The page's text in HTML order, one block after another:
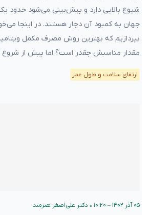
شیوع بالایی دارد و پیش‌بینی می‌شود حدود یک
جهان به کمبود آن دچار هستند. در اینجا
بپردازیم که بهترین روش مصرف مکمل
مقدار مناسبش چقدر است؟ اما پیش از
ارتقای سلامت و طول عمر
۰۵ آذر ۱۴۰۲ – ۱۰:۲۰ • دکتر علی‌اصغر هنرمند